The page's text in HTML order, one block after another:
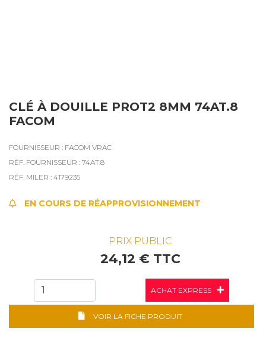
CLÉ À DOUILLE PROT2 8MM 74AT.8
FACOM
FOURNISSEUR : FACOM VRAC
RÉF. FOURNISSEUR : 74AT.8
RÉF. MILER : 4179235
EN COURS DE RÉAPPROVISIONNEMENT
PRIX PUBLIC
24,12 € TTC
ACHAT EXPRESS
VOIR LA FICHE PRODUIT